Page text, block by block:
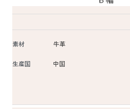
素材 牛革
生産国 中国